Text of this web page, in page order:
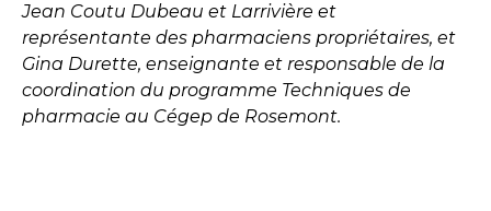
Jean Coutu Dubeau et Larrivière et
représentante des pharmaciens propriétaires, et
Gina Durette, enseignante et responsable de la
coordination du programme Techniques de
pharmacie au Cégep de Rosemont.